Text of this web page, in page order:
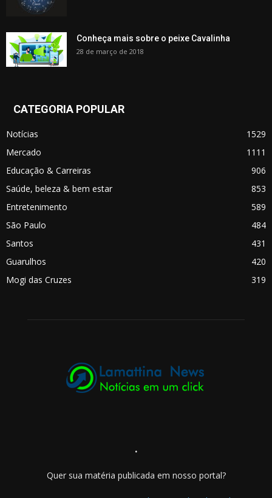
Conheça mais sobre o peixe Cavalinha
28 de março de 2018
CATEGORIA POPULAR
Notícias
1529
Mercado
1111
Educação & Carreiras
906
Saúde, beleza & bem estar
853
Entretenimento
589
São Paulo
484
Santos
431
Guarulhos
420
Mogi das Cruzes
319
.
Quer sua matéria publicada em nosso portal?